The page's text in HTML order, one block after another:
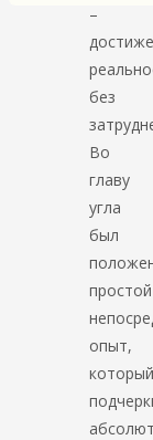
–
без
Во
главу
угла
был
простой
опыт,
который